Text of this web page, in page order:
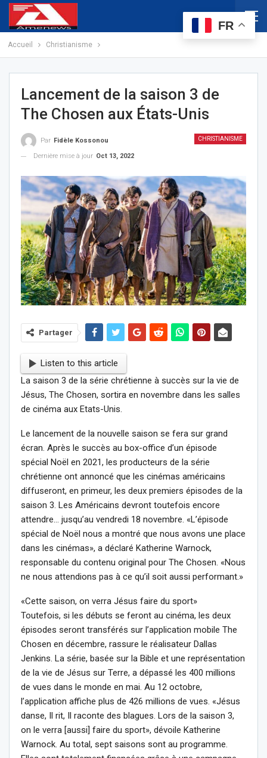
Accueil Christianisme
Lancement de la saison 3 de
The Chosen aux États-Unis
CHRISTIANISME
Par Fidèle Kossonou
Dernière mise à jour Oct 13, 2022
Partager
Listen to this article
La saison 3 de la série chrétienne à succès sur la vie de
Jésus, The Chosen, sortira en novembre dans les salles
de cinéma aux Etats-Unis.
Le lancement de la nouvelle saison se fera sur grand
écran. Après le succès au box-office d’un épisode
spécial Noël en 2021, les producteurs de la série
chrétienne ont annoncé que les cinémas américains
diffuseront, en primeur, les deux premiers épisodes de la
saison 3. Les Américains devront toutefois encore
attendre… jusqu’au vendredi 18 novembre. «L’épisode
spécial de Noël nous a montré que nous avons une place
dans les cinémas», a déclaré Katherine Warnock,
responsable du contenu original pour The Chosen. «Nous
ne nous attendions pas à ce qu’il soit aussi performant.»
«Cette saison, on verra Jésus faire du sport»
Toutefois, si les débuts se feront au cinéma, les deux
épisodes seront transférés sur l’application mobile The
Chosen en décembre, rassure le réalisateur Dallas
Jenkins. La série, basée sur la Bible et une représentation
de la vie de Jésus sur Terre, a dépassé les 400 millions
de vues dans le monde en mai. Au 12 octobre,
l’application affiche plus de 426 millions de vues. «Jésus
danse, Il rit, Il raconte des blagues. Lors de la saison 3,
on le verra [aussi] faire du sport», dévoile Katherine
Warnock. Au total, sept saisons sont au programme.
FR